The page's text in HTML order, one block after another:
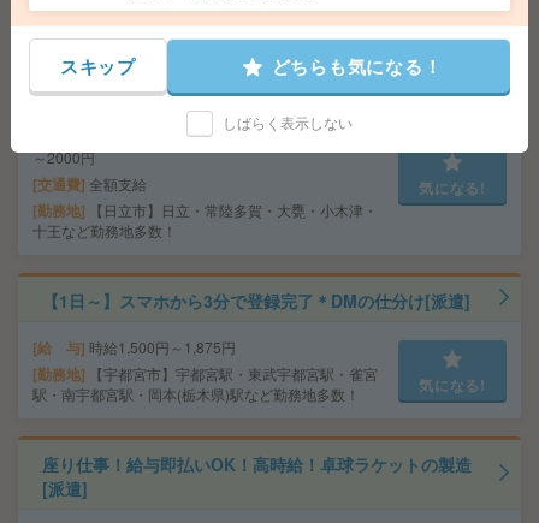
【医療行為はナシ】時給1500円！病院で備品のチェック
など[派遣]
無資格の方：時給1500円～1875円 / 介護福祉
士：時給1800円～2250円 / 初任者以上：時給1600円
～2000円
交通費 全額支給
勤務地
【日立市】日立・常陸多賀・大甕・小木津・
十王など勤務地多数！
気になる!
【1日～】スマホから3分で登録完了＊DMの仕分け[派遣]
給 与 時給1,500円～1,875円
勤務地
【宇都宮市】宇都宮駅・東武宇都宮駅・雀宮
駅・南宇都宮駅・岡本(栃木県)駅など勤務地多数！
気になる!
座り仕事！給与即払いOK！高時給！卓球ラケットの製造
[派遣]
スキップ どちらも気になる！
しばらく表示しない